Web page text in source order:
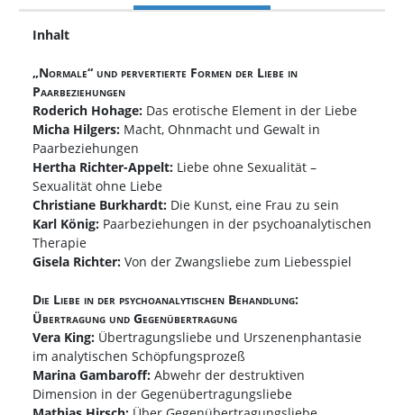
Inhalt
„Normale“ und pervertierte Formen der Liebe in
Paarbeziehungen
Roderich Hohage: Das erotische Element in der Liebe
Micha Hilgers: Macht, Ohnmacht und Gewalt in
Paarbeziehungen
Hertha Richter-Appelt: Liebe ohne Sexualität –
Sexualität ohne Liebe
Christiane Burkhardt: Die Kunst, eine Frau zu sein
Karl König: Paarbeziehungen in der psychoanalytischen
Therapie
Gisela Richter: Von der Zwangsliebe zum Liebesspiel
Die Liebe in der psychoanalytischen Behandlung:
Übertragung und Gegenübertragung
Vera King: Übertragungsliebe und Urszenenphantasie
im analytischen Schöpfungsprozeß
Marina Gambaroff: Abwehr der destruktiven
Dimension in der Gegenübertragungsliebe